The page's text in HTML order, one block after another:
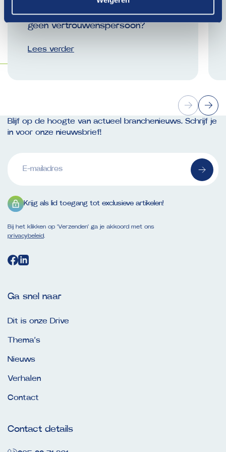
Is er binnen jouw organisatie nog
geen vertrouwenspersoon?
Lees verder
Blijf op de hoogte van actueel branchenieuws. Schrijf je
in voor onze nieuwsbrief!
mailadres
Krijg als lid toegang tot exclusieve artikelen!
Bij het klikken op ‘Verzenden’ ga je akkoord met ons
privacybeleid
Ga snel naar
Dit is onze Drive
Thema’s
Nieuws
Verhalen
Contact
Contact details